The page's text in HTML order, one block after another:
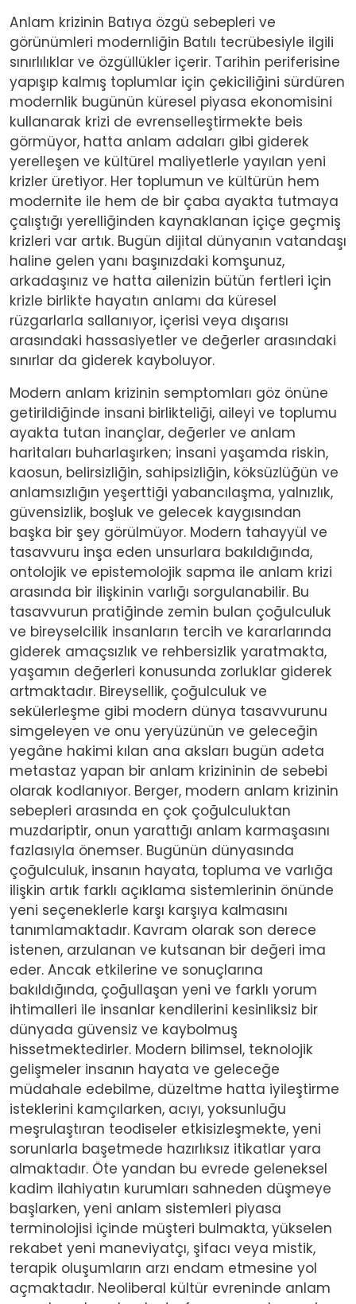
Anlam krizinin Batıya özgü sebepleri ve
görünümleri modernliğin Batılı tecrübesiyle ilgili
sınırlılıklar ve özgüllükler içerir. Tarihin periferisine
yapışıp kalmış toplumlar için çekiciliğini sürdüren
modernlik bugünün küresel piyasa ekonomisini
kullanarak krizi de evrenselleştirmekte beis
görmüyor, hatta anlam adaları gibi giderek
yerelleşen ve kültürel maliyetlerle yayılan yeni
krizler üretiyor. Her toplumun ve kültürün hem
modernite ile hem de bir çaba ayakta tutmaya
çalıştığı yerelliğinden kaynaklanan içiçe geçmiş
krizleri var artık. Bugün dijital dünyanın vatandaşı
haline gelen yanı başınızdaki komşunuz,
arkadaşınız ve hatta ailenizin bütün fertleri için
krizle birlikte hayatın anlamı da küresel
rüzgarlarla sallanıyor, içerisi veya dışarısı
arasındaki hassasiyetler ve değerler arasındaki
sınırlar da giderek kayboluyor.
Modern anlam krizinin semptomları göz önüne
getirildiğinde insani birlikteliği, aileyi ve toplumu
ayakta tutan inançlar, değerler ve anlam
haritaları buharlaşırken; insani yaşamda riskin,
kaosun, belirsizliğin, sahipsizliğin, köksüzlüğün ve
anlamsızlığın yeşerttiği yabancılaşma, yalnızlık,
güvensizlik, boşluk ve gelecek kaygısından
başka bir şey görülmüyor. Modern tahayyül ve
tasavvuru inşa eden unsurlara bakıldığında,
ontolojik ve epistemolojik sapma ile anlam krizi
arasında bir ilişkinin varlığı sorgulanabilir. Bu
tasavvurun pratiğinde zemin bulan çoğulculuk
ve bireyselcilik insanların tercih ve kararlarında
giderek amaçsızlık ve rehbersizlik yaratmakta,
yaşamın değerleri konusunda zorluklar giderek
artmaktadır. Bireysellik, çoğulculuk ve
sekülerleşme gibi modern dünya tasavvurunu
simgeleyen ve onu yeryüzünün ve geleceğin
yegâne hakimi kılan ana aksları bugün adeta
metastaz yapan bir anlam krizininin de sebebi
olarak kodlanıyor. Berger, modern anlam krizinin
sebepleri arasında en çok çoğulculuktan
muzdariptir, onun yarattığı anlam karmaşasını
fazlasıyla önemser. Bugünün dünyasında
çoğulculuk, insanın hayata, topluma ve varlığa
ilişkin artık farklı açıklama sistemlerinin önünde
yeni seçeneklerle karşı karşıya kalmasını
tanımlamaktadır. Kavram olarak son derece
istenen, arzulanan ve kutsanan bir değeri ima
eder. Ancak etkilerine ve sonuçlarına
bakıldığında, çoğullaşan yeni ve farklı yorum
ihtimalleri ile insanlar kendilerini kesinliksiz bir
dünyada güvensiz ve kaybolmuş
hissetmektedirler. Modern bilimsel, teknolojik
gelişmeler insanın hayata ve geleceğe
müdahale edebilme, düzeltme hatta iyileştirme
isteklerini kamçılarken, acıyı, yoksunluğu
meşrulaştıran teodiseler etkisizleşmekte, yeni
sorunlarla başetmede hazırlıksız itikatlar yara
almaktadır. Öte yandan bu evrede geleneksel
kadim ilahiyatın kurumları sahneden düşmeye
başlarken, yeni anlam sistemleri piyasa
terminolojisi içinde müşteri bulmakta, yükselen
rekabet yeni maneviyatçı, şifacı veya mistik,
terapik oluşumların arzı endam etmesine yol
açmaktadır. Neoliberal kültür evreninde anlam